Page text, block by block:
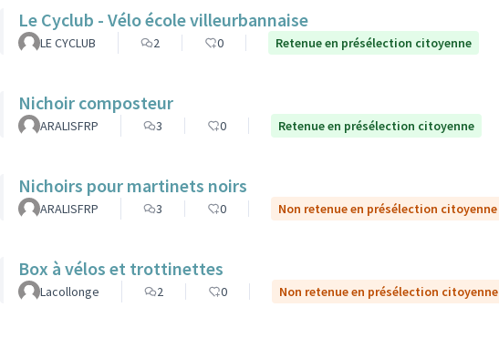
Le Cyclub - Vélo école villeurbannaise
LE CYCLUB 2 0 Retenue en présélection citoyenne
Nichoir composteur
ARALISFRP 3 0 Retenue en présélection citoyenne
Nichoirs pour martinets noirs
ARALISFRP 3 0 Non retenue en présélection citoyenne
Box à vélos et trottinettes
Lacollonge 2 0 Non retenue en présélection citoyenne